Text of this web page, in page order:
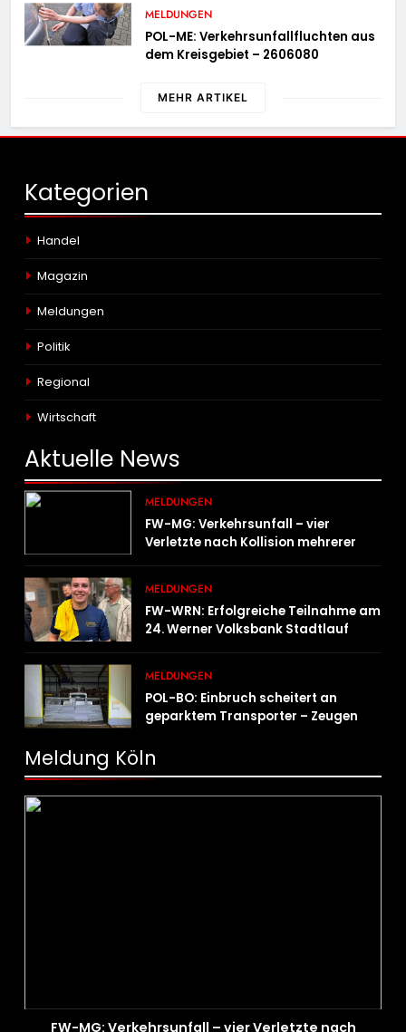
MELDUNGEN
POL-ME: Verkehrsunfallfluchten aus
dem Kreisgebiet – 2606080
MEHR ARTIKEL
Kategorien
Handel
Magazin
Meldungen
Politik
Regional
Wirtschaft
Aktuelle News
MELDUNGEN
FW-MG: Verkehrsunfall – vier
Verletzte nach Kollision mehrerer
MELDUNGEN
FW-WRN: Erfolgreiche Teilnahme am
24. Werner Volksbank Stadtlauf
MELDUNGEN
POL-BO: Einbruch scheitert an
geparktem Transporter – Zeugen
Meldung Köln
FW-MG: Verkehrsunfall – vier Verletzte nach